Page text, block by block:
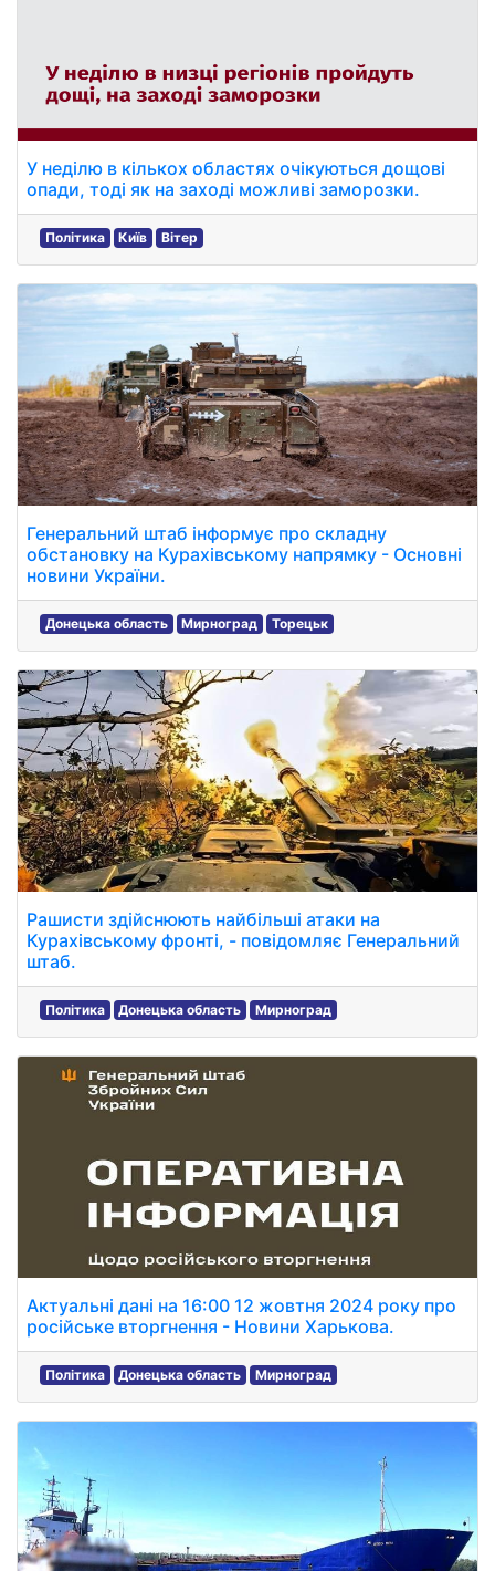
У неділю в кількох областях очікуються дощові
опади, тоді як на заході можливі заморозки.
Політика Київ Вітер
Генеральний штаб інформує про складну
обстановку на Курахівському напрямку - Основні
новини України.
Донецька область Мирноград Торецьк
Рашисти здійснюють найбільші атаки на
Курахівському фронті, - повідомляє Генеральний
штаб.
Політика Донецька область Мирноград
Актуальні дані на 16:00 12 жовтня 2024 року про
російське вторгнення - Новини Харькова.
Політика Донецька область Мирноград